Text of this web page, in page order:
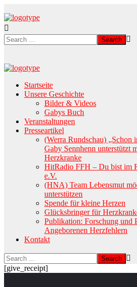
Startseite
Unsere Geschichte
Bilder & Videos
Gabys Buch
Veranstaltungen
Presseartikel
(Werra Rundschau) „Schon
Gaby Sennhenn unterstützt
Herzkranke
HitRadio FFH – Du bist im
e.V.
(HNA) Team Lebensmut
unterstützen
Spende für kleine Herzen
Glücksbringer für
Publikation: Forschung und
Angeborenen Herzfehlern
Kontakt
[give_receipt]